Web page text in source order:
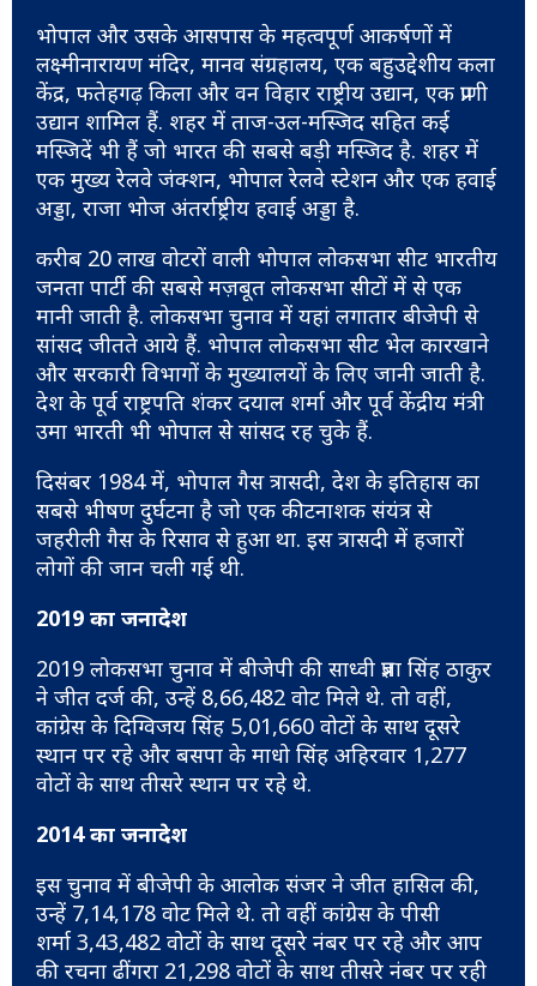
भोपाल और उसके आसपास के महत्वपूर्ण आकर्षणों में
लक्ष्मीनारायण मंदिर, मानव संग्रहालय, एक बहुउद्देशीय कला
केंद्र, फतेहगढ़ किला और वन विहार राष्ट्रीय उद्यान, एक प्राणी
उद्यान शामिल हैं. शहर में ताज-उल-मस्जिद सहित कई
मस्जिदें भी हैं जो भारत की सबसे बड़ी मस्जिद है. शहर में
एक मुख्य रेलवे जंक्शन, भोपाल रेलवे स्टेशन और एक हवाई
अड्डा, राजा भोज अंतर्राष्ट्रीय हवाई अड्डा है.
करीब 20 लाख वोटरों वाली भोपाल लोकसभा सीट भारतीय
जनता पार्टी की सबसे मज़बूत लोकसभा सीटों में से एक
मानी जाती है. लोकसभा चुनाव में यहां लगातार बीजेपी से
सांसद जीतते आये हैं. भोपाल लोकसभा सीट भेल कारखाने
और सरकारी विभागों के मुख्यालयों के लिए जानी जाती है.
देश के पूर्व राष्ट्रपति शंकर दयाल शर्मा और पूर्व केंद्रीय मंत्री
उमा भारती भी भोपाल से सांसद रह चुके हैं.
दिसंबर 1984 में, भोपाल गैस त्रासदी, देश के इतिहास का
सबसे भीषण दुर्घटना है जो एक कीटनाशक संयंत्र से
जहरीली गैस के रिसाव से हुआ था. इस त्रासदी में हजारों
लोगों की जान चली गई थी.
2019 का जनादेश
2019 लोकसभा चुनाव में बीजेपी की साध्वी प्रज्ञा सिंह ठाकुर
ने जीत दर्ज की, उन्हें 8,66,482 वोट मिले थे. तो वहीं,
कांग्रेस के दिग्विजय सिंह 5,01,660 वोटों के साथ दूसरे
स्थान पर रहे और बसपा के माधो सिंह अहिरवार 1,277
वोटों के साथ तीसरे स्थान पर रहे थे.
2014 का जनादेश
इस चुनाव में बीजेपी के आलोक संजर ने जीत हासिल की,
उन्हें 7,14,178 वोट मिले थे. तो वहीं कांग्रेस के पीसी
शर्मा 3,43,482 वोटों के साथ दूसरे नंबर पर रहे और आप
की रचना ढींगरा 21,298 वोटों के साथ तीसरे नंबर पर रही